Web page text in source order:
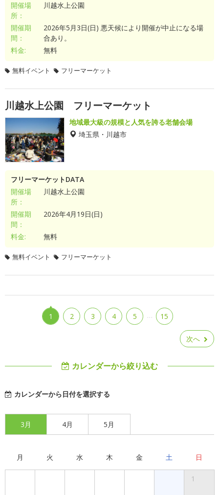
開催場
所：
川越水上公園
開催期
間：
2026年5月3日(日) 悪天候により開催が中止になる場
合あり。
料金:
無料
無料イベント フリーマーケット
川越水上公園 フリーマーケット
地域最大級の規模と人気を誇る老舗会場
埼玉県・川越市
フリーマーケットDATA
開催場
所：
川越水上公園
開催期
間：
2026年4月19日(日)
料金: 無料
無料イベント フリーマーケット
1 2 3 4 5 … 15
次へ
カレンダーから絞り込む
カレンダーから日付を選択する
3月 4月 5月
月 火 水 木 金 土 日
1